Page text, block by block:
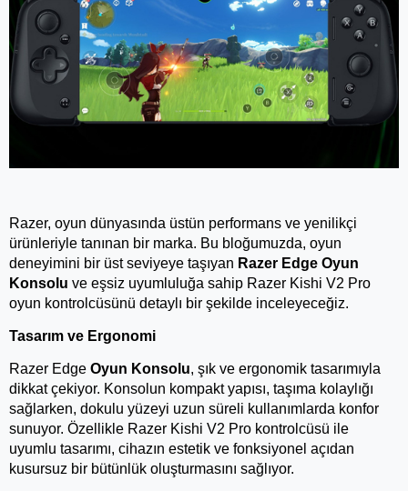
Razer, oyun dünyasında üstün performans ve yenilikçi
ürünleriyle tanınan bir marka. Bu bloğumuzda, oyun
deneyimini bir üst seviyeye taşıyan Razer Edge Oyun
Konsolu ve eşsiz uyumluluğa sahip Razer Kishi V2 Pro
oyun kontrolcüsünü detaylı bir şekilde inceleyeceğiz.
Tasarım ve Ergonomi
Razer Edge Oyun Konsolu, şık ve ergonomik tasarımıyla
dikkat çekiyor. Konsolun kompakt yapısı, taşıma kolaylığı
sağlarken, dokulu yüzeyi uzun süreli kullanımlarda konfor
sunuyor. Özellikle Razer Kishi V2 Pro kontrolcüsü ile
uyumlu tasarımı, cihazın estetik ve fonksiyonel açıdan
kusursuz bir bütünlük oluşturmasını sağlıyor.